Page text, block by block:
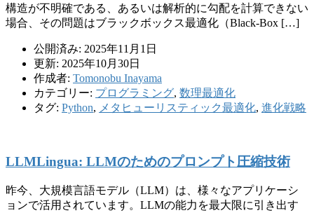
構造が不明確である、あるいは解析的に勾配を計算できない
場合、その問題はブラックボックス最適化（Black-Box […]
公開済み: 2025年11月1日
更新: 2025年10月30日
作成者: Tomonobu Inayama
カテゴリー: プログラミング, 数理最適化
タグ: Python, メタヒューリスティック最適化, 進化戦略
LLMLingua: LLMのためのプロンプト圧縮技術
昨今、大規模言語モデル（LLM）は、様々なアプリケーシ
ョンで活用されています。LLMの能力を最大限に引き出す